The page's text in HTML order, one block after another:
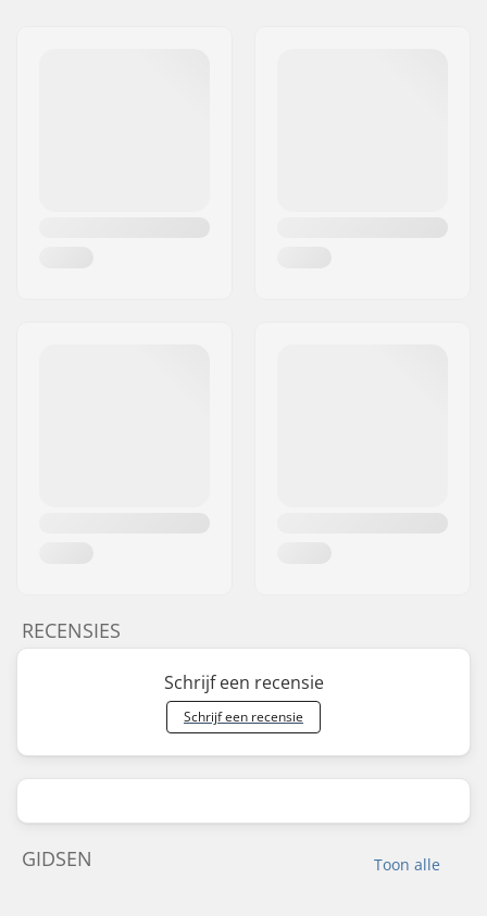
RECENSIES
Schrijf een recensie
Schrijf een recensie
Toon alle
GIDSEN